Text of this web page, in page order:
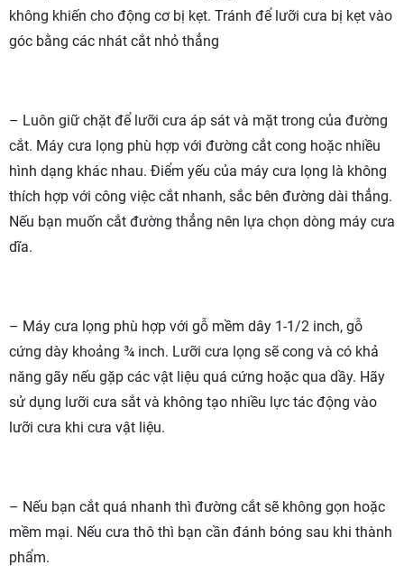
không khiến cho động cơ bị kẹt. Tránh để lưỡi cưa bị kẹt vào
góc bằng các nhát cắt nhỏ thẳng
– Luôn giữ chặt để lưỡi cưa áp sát và mặt trong của đường
cắt. Máy cưa lọng phù hợp với đường cắt cong hoặc nhiều
hình dạng khác nhau. Điểm yếu của máy cưa lọng là không
thích hợp với công việc cắt nhanh, sắc bên đường dài thẳng.
Nếu bạn muốn cắt đường thẳng nên lựa chọn dòng máy cưa
dĩa.
– Máy cưa lọng phù hợp với gỗ mềm dây 1-1/2 inch, gỗ
cứng dày khoảng ¾ inch. Lưỡi cưa lọng sẽ cong và có khả
năng gãy nếu gặp các vật liệu quá cứng hoặc qua dầy. Hãy
sử dụng lưỡi cưa sắt và không tạo nhiều lực tác động vào
lưỡi cưa khi cưa vật liệu.
– Nếu bạn cắt quá nhanh thì đường cắt sẽ không gọn hoặc
mềm mại. Nếu cưa thô thì bạn cần đánh bóng sau khi thành
phẩm.